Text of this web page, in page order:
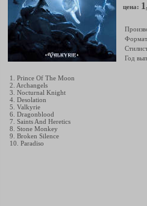
цена:
Год
1. Prince Of The Moon
2. Archangels
3. Nocturnal Knight
4. Desolation
5. Valkyrie
6. Dragonblood
7. Saints And Heretics
8. Stone Monkey
9. Broken Silence
10. Paradiso